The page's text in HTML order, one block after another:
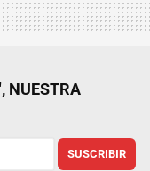
NUESTRA
SUSCRIBIR